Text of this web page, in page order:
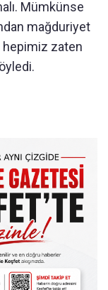
Mümkünse
mağduriyet
hepimiz zaten